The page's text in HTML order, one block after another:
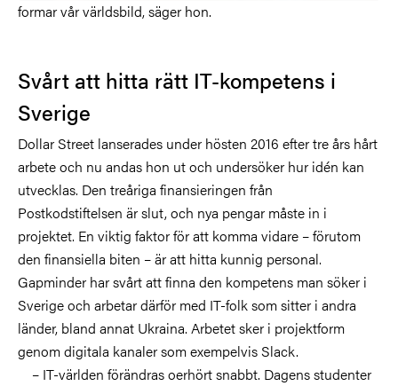
formar vår världsbild, säger hon.
Svårt att hitta rätt IT-kompetens i
Sverige
Dollar Street lanserades under hösten 2016 efter tre års hårt
arbete och nu andas hon ut och undersöker hur idén kan
utvecklas. Den treåriga finansieringen från
Postkodstiftelsen är slut, och nya pengar måste in i
projektet. En viktig faktor för att komma vidare – förutom
den finansiella biten – är att hitta kunnig personal.
Gapminder har svårt att finna den kompetens man söker i
Sverige och arbetar därför med IT-folk som sitter i andra
länder, bland annat Ukraina. Arbetet sker i projektform
genom digitala kanaler som exempelvis Slack.
– IT-världen förändras oerhört snabbt. Dagens studenter